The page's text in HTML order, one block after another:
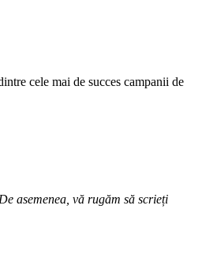
cele mai de succes campanii de
asemenea, vă rugăm să scrieți